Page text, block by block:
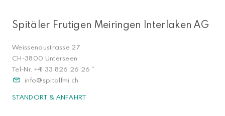
Spitäler Frutigen Meiringen Interlaken AG
Weissenaustrasse 27
CH-3800 Unterseen
Tel-Nr. +41 33 826 26 26 *
info
spitalfmi.ch
STANDORT & ANFAHRT